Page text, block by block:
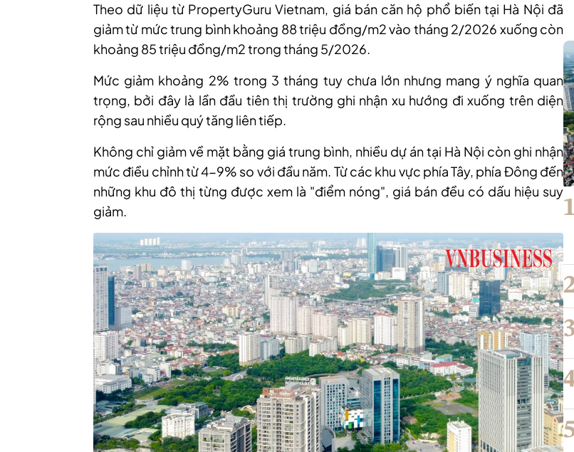
Theo dữ liệu từ PropertyGuru Vietnam, giá bán căn hộ phổ biến tại Hà Nội đã
giảm từ mức trung bình khoảng 88 triệu đồng/m2 vào tháng 2/2026 xuống còn
khoảng 85 triệu đồng/m2 trong tháng 5/2026.
Mức giảm khoảng 2% trong 3 tháng tuy chưa lớn nhưng mang ý nghĩa quan
trọng, bởi đây là lần đầu tiên thị trường ghi nhận xu hướng đi xuống trên diện
rộng sau nhiều quý tăng liên tiếp.
Không chỉ giảm về mặt bằng giá trung bình, nhiều dự án tại Hà Nội còn ghi nhận
mức điều chỉnh từ 4-9% so với đầu năm. Từ các khu vực phía Tây, phía Đông đến
những khu đô thị từng được xem là "điểm nóng", giá bán đều có dấu hiệu suy
giảm.